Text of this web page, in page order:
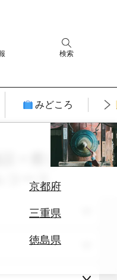
検索
みどころ
京都府
三重県
徳島県
設 × 癒し・リ
コース